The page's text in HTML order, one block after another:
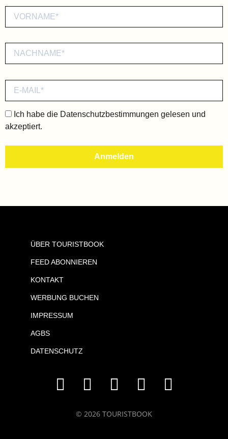
Ich habe die Datenschutzbestimmungen gelesen und
akzeptiert.
ÜBER TOURISTBOOK
FEED ABONNIEREN
KONTAKT
WERBUNG BUCHEN
IMPRESSUM
AGBS
DATENSCHUTZ
© 2026 TOURISTBOOK